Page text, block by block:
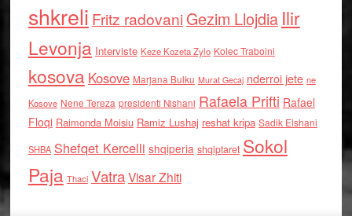
shkreli Fritz radovaniGezim Llojdia Ilir
Levonja Interviste Keze Kozeta Zylo Kolec Traboini
kosova Kosove Marjana Bulku Murat Gecaj nderroi jete ne
Kosove Nene Tereza presidenti Nishani Rafaela Prifti Rafael
Floqi Raimonda Moisiu Ramiz Lushaj reshat kripa Sadik Elshani
SHBA Shefqet Kercelli shqiperia shqiptaret Sokol
Paja Thaci VatraVisar Zhiti